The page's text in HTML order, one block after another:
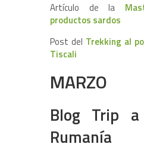
Artículo de la
productos sardos
Post del Trekking al
Tiscali
MARZO
Blog Trip a
Rumanía